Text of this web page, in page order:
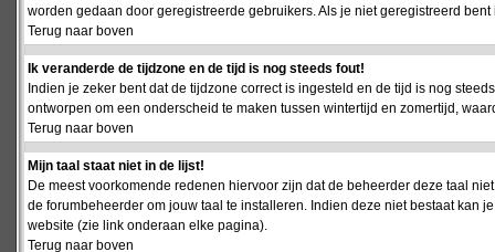
worden gedaan door geregistreerde gebruikers. Als je niet geregistreerd
Terug naar boven
Ik veranderde de tijdzone en de tijd is nog steeds fout!
Indien je zeker bent dat de tijdzone correct is ingesteld en de tijd is nog
ontworpen om een onderscheid te maken tussen wintertijd en zomertijd,
Terug naar boven
Mijn taal staat niet in de lijst!
De meest voorkomende redenen hiervoor zijn dat de beheerder deze taal
de forumbeheerder om jouw taal te installeren. Indien deze niet bestaat kan
website (zie link onderaan elke pagina).
Terug naar boven